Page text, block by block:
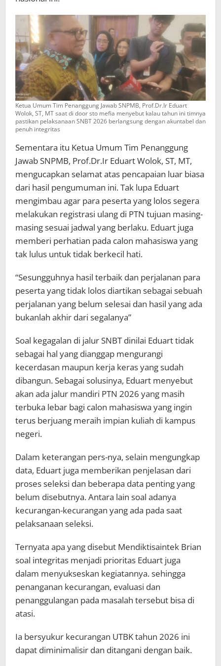
Ketua Umum Tim Penanggung Jawab SNPMB, Prof.Dr.Ir Eduart
Wolok, ST, MT saat di door sto mefia menyebut kalau tahun ini timnya
pastikan pelaksanaan SNBT 2026 berlangsung dengan akuntabel dan
penuh integritas
Sementara itu Ketua Umum Tim Penanggung
Jawab SNPMB, Prof.Dr.Ir Eduart Wolok, ST, MT,
mengucapkan selamat atas pencapaian luar biasa
dari hasil pengumuman ini. Tak lupa Eduart
mengimbau agar para peserta yang lolos segera
melakukan registrasi ulang di PTN tujuan masing-
masing sesuai jadwal yang berlaku. Eduart juga
memberi perhatian pada calon mahasiswa yang
tak lulus untuk tidak berkecil hati.
“Sesungguhnya hasil terbaik dan perjalanan para
peserta yang tidak lolos diartikan sebagai sebuah
perjalanan yang belum selesai dan hasil yang ada
bukanlah akhir dari segalanya”
Soal kegagalan di jalur SNBT dinilai Eduart tidak
sebagai hal yang dianggap mengurangi
kecerdasan maupun kerja keras yang sudah
dibangun. Sebagai solusinya, Eduart menyebut
akan ada jalur mandiri PTN 2026 yang masih
terbuka lebar bagi calon mahasiswa yang ingin
terus berjuang meraih impian kuliah di kampus
negeri.
Dalam keterangan pers-nya, selain mengungkap
data, Eduart juga memberikan penjelasan dari
proses seleksi dan beberapa data penting yang
belum disebutnya. Antara lain soal adanya
kecurangan-kecurangan yang ada pada saat
pelaksanaan seleksi.
Ternyata apa yang disebut Mendiktisaintek Brian
soal integritas menjadi prioritas Eduart juga
dalam menyukseskan kegiatannya. sehingga
penanganan kecurangan, evaluasi dan
penanggulangan pada masalah tersebut bisa di
atasi.
Ia bersyukur kecurangan UTBK tahun 2026 ini
dapat diminimalisir dan ditangani dengan baik.